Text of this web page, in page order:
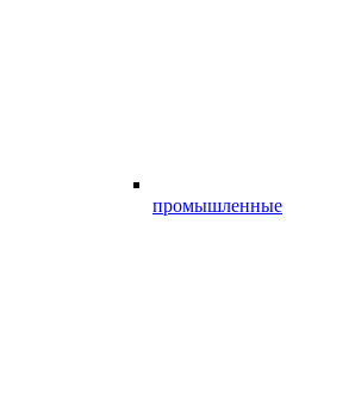
промышленные